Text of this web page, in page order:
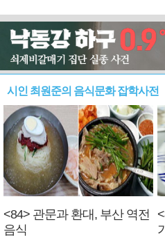
시인 최원준의 음식문화 잡학사전
<84> 관문과 환대, 부산 역전
음식